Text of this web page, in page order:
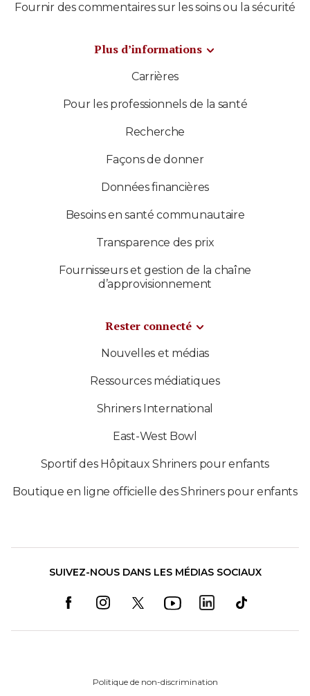
Fournir des commentaires sur les soins ou la sécurité
Plus d’informations
Carrières
Pour les professionnels de la santé
Recherche
Façons de donner
Données financières
Besoins en santé communautaire
Transparence des prix
Fournisseurs et gestion de la chaîne
d’approvisionnement
Rester connecté
Nouvelles et médias
Ressources médiatiques
Shriners International
East-West Bowl
Sportif des Hôpitaux Shriners pour enfants
Boutique en ligne officielle des Shriners pour enfants
SUIVEZ-NOUS DANS LES MÉDIAS SOCIAUX
Politique de non-discrimination